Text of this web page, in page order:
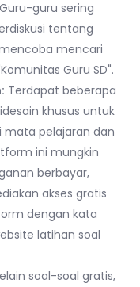
guru sering
tentang
mencari
Guru SD".
Terdapat beberapa
khusus untuk
mata pelajaran dan
ini mungkin
berbayar,
akses gratis
dengan kata
latihan soal
soal-soal gratis,